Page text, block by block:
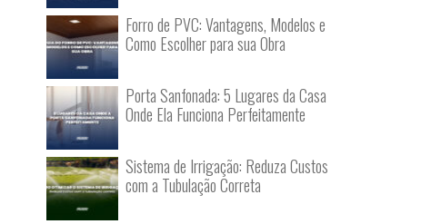
Forro de PVC: Vantagens, Modelos e
Como Escolher para sua Obra
Porta Sanfonada: 5 Lugares da Casa
Onde Ela Funciona Perfeitamente
Sistema de Irrigação: Reduza Custos
com a Tubulação Correta